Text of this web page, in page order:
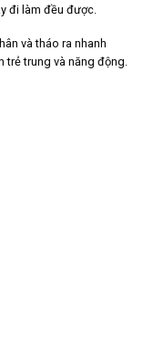
đi làm đều được.
và tháo ra nhanh
trung và năng động.